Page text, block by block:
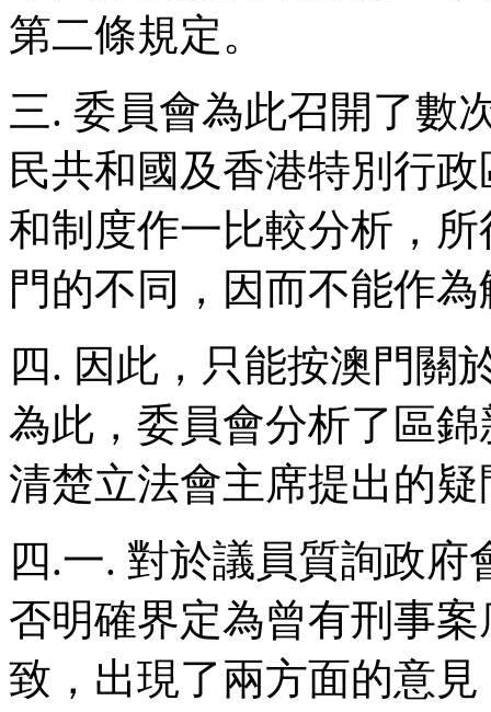
第二條規定。
三. 委員會為此召開了數
民共和國及香港特別行
和制度作一比較分析，
門的不同，因而不能作
四. 因此，只能按澳門關
為此，委員會分析了區
清楚立法會主席提出的疑
四.一. 對於議員質詢政府
否明確界定為曾有刑事
致，出現了兩方面的意